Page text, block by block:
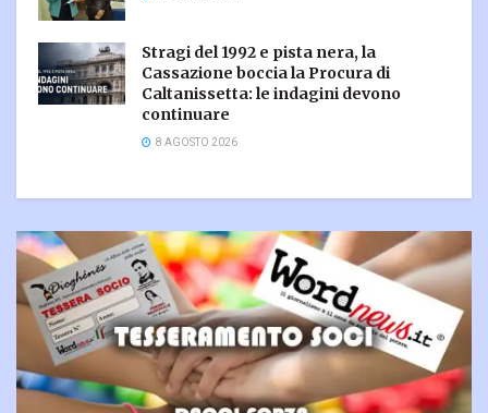
Stragi del 1992 e pista nera, la
Cassazione boccia la Procura di
Caltanissetta: le indagini devono
continuare
8 AGOSTO 2026